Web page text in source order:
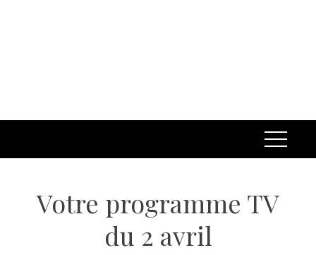
Votre programme TV
du 2 avril